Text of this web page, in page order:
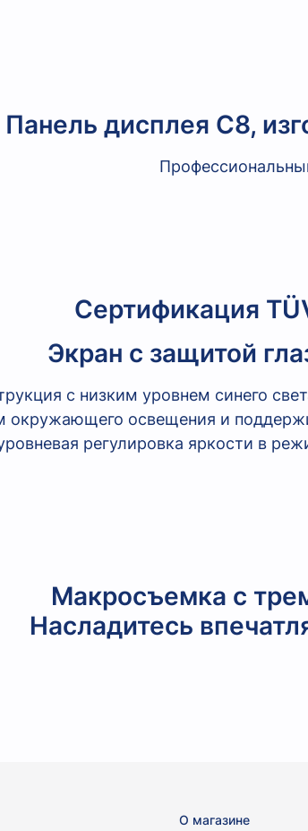
Панель дисплея C8,
Сертификация
Экран с защитой
с низким уровнем синего
окружающего освещения и
регулировка яркости в
Макросъемка с
Насладитесь
О магазине